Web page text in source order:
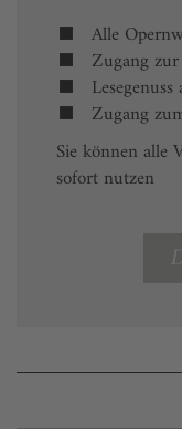
Alle
Zugang
Zugang
Sie können alle
sofort nutzen